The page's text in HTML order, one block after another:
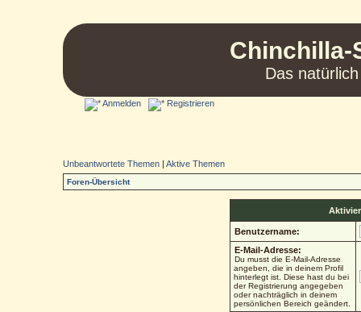
Chinchilla-
Das
Anmelden Registrieren
Unbeantwortete Themen |Aktive Themen
Foren-Übersicht
Benutzername:
E-Mail-Adresse:
Du musst die E-Mail-Adresse
angeben, die in deinem Profil
hinterlegt ist. Diese hast du bei
der Registrierung angegeben
oder nachträglich in deinem
persönlichen Bereich geändert.